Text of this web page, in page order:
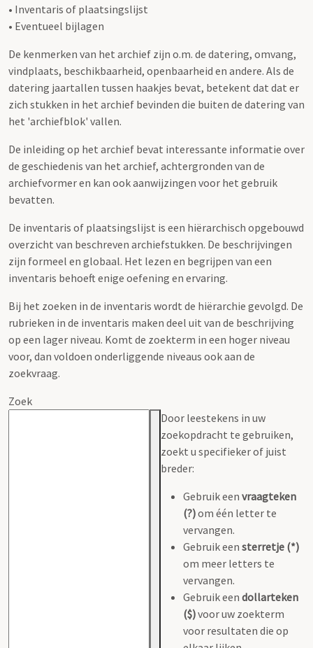
• Inventaris of plaatsingslijst
• Eventueel bijlagen
De kenmerken van het archief zijn o.m. de datering, omvang,
vindplaats, beschikbaarheid, openbaarheid en andere. Als de
datering jaartallen tussen haakjes bevat, betekent dat dat er
zich stukken in het archief bevinden die buiten de datering van
het 'archiefblok' vallen.
De inleiding op het archief bevat interessante informatie over
de geschiedenis van het archief, achtergronden van de
archiefvormer en kan ook aanwijzingen voor het gebruik
bevatten.
De inventaris of plaatsingslijst is een hiërarchisch opgebouwd
overzicht van beschreven archiefstukken. De beschrijvingen
zijn formeel en globaal. Het lezen en begrijpen van een
inventaris behoeft enige oefening en ervaring.
Bij het zoeken in de inventaris wordt de hiërarchie gevolgd. De
rubrieken in de inventaris maken deel uit van de beschrijving
op een lager niveau. Komt de zoekterm in een hoger niveau
voor, dan voldoen onderliggende niveaus ook aan de
zoekvraag.
Zoek
Door leestekens in uw
zoekopdracht te gebruiken,
zoekt u specifieker of juist
breder:
Gebruik een vraagteken
(?)om één letter te
vervangen.
Gebruik een sterretje (*)
om meer letters te
vervangen.
Gebruik een dollarteken
($)voor uw zoekterm
voor resultaten die op